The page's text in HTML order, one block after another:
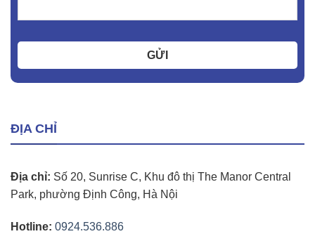
GỬI
ĐỊA CHỈ
Địa chỉ: Số 20, Sunrise C, Khu đô thị The Manor Central
Park, phường Định Công, Hà Nội
Hotline: 0924.536.886